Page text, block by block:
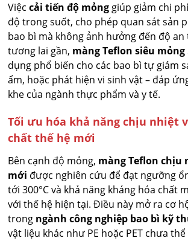
Việccải tiến độ mỏng giúp giảm chi
độ trong suốt, cho phép quan sát sản
bao bì mà không ảnh hưởng đến độ an
tương lai gần, màng Teflon siêu mỏng
dụng phổ biến cho các bao bì tự giám
ẩm, hoặc phát hiện vi sinh vật – đáp
khe của ngành thực phẩm và y tế.
Tối ưu hóa khả năng chịu nhiệt
chất thế hệ mới
Bên cạnh độ mỏng, màng Teflon chịu
mới được nghiên cứu để đạt ngưỡng
tới 300°C và khả năng kháng hóa chất
với thế hệ hiện tại. Điều này mở ra cơ
trong ngành công nghiệp bao bì kỹ
vật liệu khác như PE hoặc PET chưa